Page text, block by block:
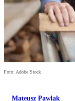
Foto: Adobe Stock
Mateusz Pawlak